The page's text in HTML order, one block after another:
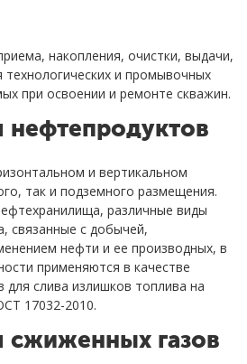
накопления, очистки, выдачи,
технологических и промывочных
при освоении и ремонте скважин.
нефтепродуктов
и вертикальном
так и подземного размещения.
различные виды
связанные с добычей,
нефти и ее производных, в
применяются в качестве
для слива излишков топлива на
17032-2010.
сжиженных газов